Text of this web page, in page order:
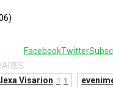
FacebookTwitter
Visarion 1